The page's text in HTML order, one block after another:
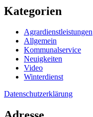
Kategorien
Agrardienstleistungen
Allgemein
Kommunalservice
Neuigkeiten
Video
Winterdienst
Datenschutzerklärung